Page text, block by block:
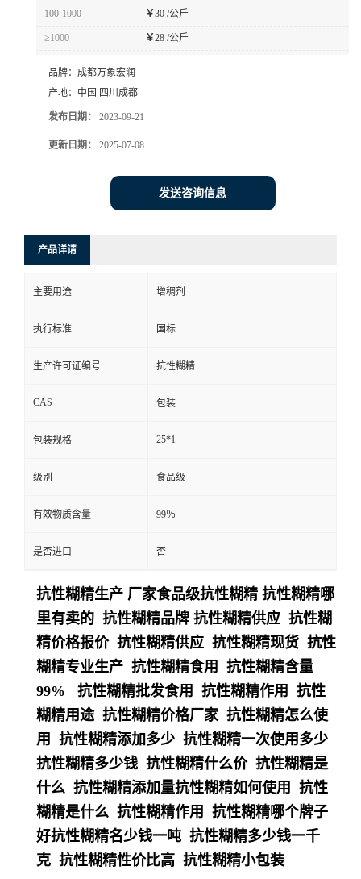
100-1000 ￥30 /公斤
≥1000 ￥28 /公斤
品牌： 成都万象宏润
产地： 中国 四川成都
发布日期： 2023-09-21
更新日期： 2025-07-08
发送咨询信息
产品详请
主要用途 增稠剂
执行标准 国标
生产许可证编号 抗性糊精
CAS 包装
包装规格 25*1
级别 食品级
有效物质含量 99％
是否进口 否
抗性糊精生产 厂家食品级抗性糊精 抗性糊精哪
里有卖的 抗性糊精品牌 抗性糊精供应 抗性糊
精价格报价 抗性糊精供应 抗性糊精现货 抗性
糊精专业生产 抗性糊精食用 抗性糊精含量
99% 抗性糊精批发食用 抗性糊精作用 抗性
糊精用途 抗性糊精价格厂家 抗性糊精怎么使
用 抗性糊精添加多少 抗性糊精一次使用多少
抗性糊精多少钱 抗性糊精什么价 抗性糊精是
什么 抗性糊精添加量抗性糊精如何使用 抗性
糊精是什么 抗性糊精作用 抗性糊精哪个牌子
好抗性糊精名少钱一吨 抗性糊精多少钱一千
克 抗性糊精性价比高 抗性糊精小包装